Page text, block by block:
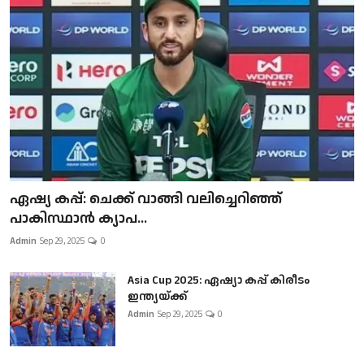
ഏഷ്യ കപ്പ്: ചെക്ക് വാങ്ങി വലിച്ചെറിഞ്ഞ്
പാകിസ്ഥാൻ ക്യാപ...
Admin Sep 29, 2025 0
Asia Cup 2025: ഏഷ്യാ കപ്പ് കിരീടം
ഇന്ത്യയ്ക്ക്
Admin Sep 29, 2025 0